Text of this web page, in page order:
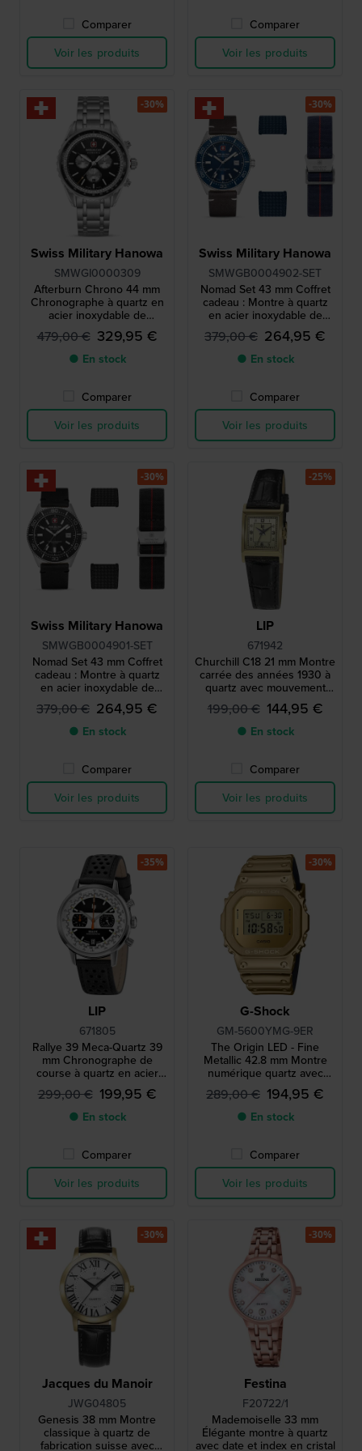
Comparer
Voir les produits
Comparer
Voir les produits
Swiss Military Hanowa
SMWGI0000309
Afterburn Chrono 44 mm
Chronographe à quartz en
acier inoxydable de
fabrication suisse
479,00 € 329,95 €
● En stock
Comparer
Voir les produits
-30%
Swiss Military Hanowa
SMWGB0004902-SET
Nomad Set 43 mm Coffret
cadeau : Montre à quartz
en acier inoxydable de
fabrication suisse avec
deux bracelets
supplémentaires
379,00 € 264,95 €
● En stock
Comparer
Voir les produits
-30%
Swiss Military Hanowa
SMWGB0004901-SET
Nomad Set 43 mm Coffret
cadeau : Montre à quartz
en acier inoxydable de
fabrication suisse avec
deux bracelets
supplémentaires
379,00 € 264,95 €
● En stock
Comparer
Voir les produits
-30%
LIP
671942
Churchill C18 21 mm Montre
carrée des années 1930 à
quartz avec mouvement
suisse
199,00 € 144,95 €
● En stock
Comparer
Voir les produits
-25%
LIP
671805
Rallye 39 Meca-Quartz 39
mm Chronographe de
course à quartz en acier
inoxydable conçu dans les
années 1960
299,00 € 199,95 €
● En stock
Comparer
Voir les produits
-35%
G-Shock
GM-5600YMG-9ER
The Origin LED - Fine
Metallic 42.8 mm Montre
numérique quartz avec
bracelet en silicone au look
métallique unique
289,00 € 194,95 €
● En stock
Comparer
Voir les produits
-30%
Jacques du Manoir
JWG04805
Genesis 38 mm Montre
classique à quartz de
fabrication suisse avec
-30%
Festina
F20722/1
Mademoiselle 33 mm
Élégante montre à quartz
avec date et index en cristal
-30%